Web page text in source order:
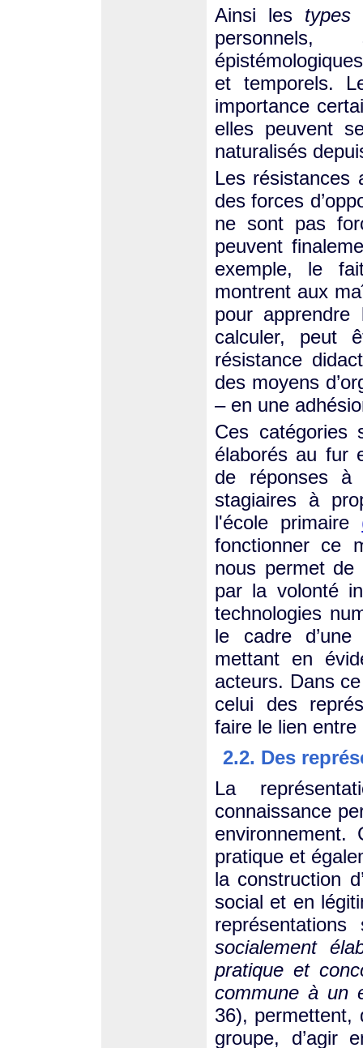
Ainsi les types
personnels,
et temporels.
importance
elles peuvent
naturalisés
Les résistances
des forces
ne sont pas
peuvent
exemple, le
montrent aux
pour
calculer, peut
résistance
des moyens
– en une
Ces catégories
élaborés au fur
de réponses à
stagiaires à
l'école primaire
fonctionner ce
nous permet de
par la volonté
technologies
le cadre d’une
mettant en
acteurs. Dans
celui des
faire le lien
2.2. Des
La
connaissance
environnement.
pratique et
la construction
social et en
socialement
pratique et
commune à un
36), permettent,
groupe, d’agir